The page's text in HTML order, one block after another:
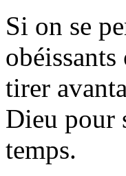
Si on se
tirer
Dieu pour
temps.